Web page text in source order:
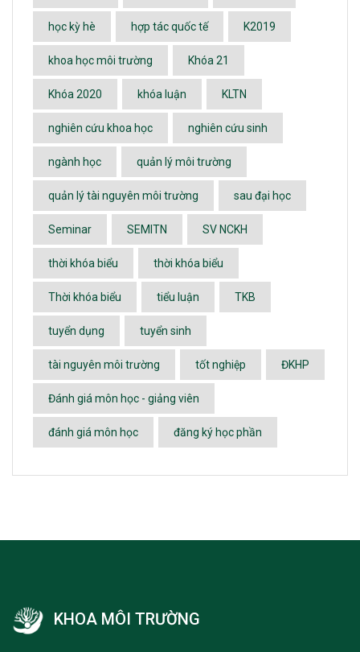
học kỳ hè hợp tác quốc tế K2019
khoa học môi trường Khóa 21
Khóa 2020 khóa luận KLTN
nghiên cứu khoa học nghiên cứu sinh
ngành học quản lý môi trường
quản lý tài nguyên môi trường sau đại học
Seminar SEMITN SV NCKH
thời khóa biểu thời khóa biểu
Thời khóa biểu tiểu luận TKB
tuyển dụng tuyển sinh
tài nguyên môi trường tốt nghiệp ĐKHP
Đánh giá môn học - giảng viên
đánh giá môn học đăng ký học phần
KHOA MÔI TRƯỜNG